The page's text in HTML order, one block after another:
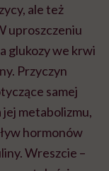
ale też
uproszczeniu
glukozy we krwi
Przyczyn
samej
metabolizmu,
hormonów
Wreszcie –